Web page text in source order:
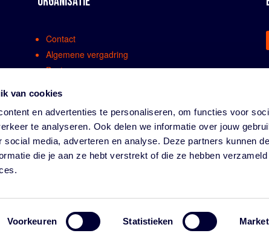
van cookies
en advertenties te personaliseren, om functies voor
te analyseren. Ook delen we informatie over jouw
media, adverteren en analyse. Deze partners kunnen
die je aan ze hebt verstrekt of die ze hebben
Voorkeuren Statistieken
Contact
Algemene vergadring
Bestuur
Bondsreglementen
Klachtenregeling
Partners
Vacatures